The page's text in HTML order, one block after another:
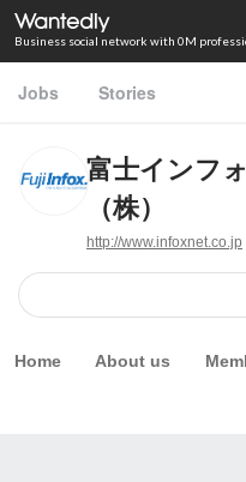
Business social network with 0M
Jobs Stories
富士インフ
（株）
http://www.infoxnet.co.jp
Home About us